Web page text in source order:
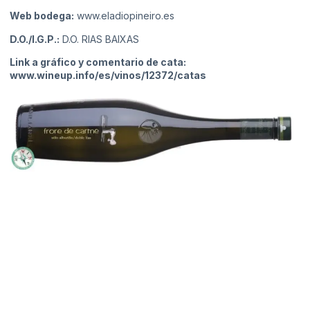
Web bodega: www.eladiopineiro.es
D.O./I.G.P.: D.O. RIAS BAIXAS
Link a gráfico y comentario de cata:
www.wineup.info/es/vinos/12372/catas